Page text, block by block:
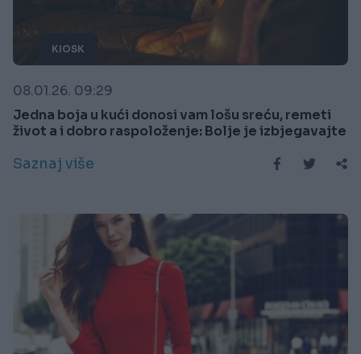
KIOSK
08.01.26. 09:29
Jedna boja u kući donosi vam lošu sreću, remeti
život a i dobro raspoloženje: Bolje je izbjegavajte
Saznaj više